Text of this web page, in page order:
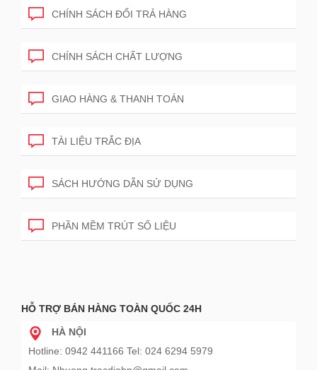
CHÍNH SÁCH ĐỔI TRẢ HÀNG
CHÍNH SÁCH CHẤT LƯỢNG
GIAO HÀNG & THANH TOÁN
TÀI LIỆU TRẮC ĐỊA
SÁCH HƯỚNG DẪN SỬ DỤNG
PHẦN MỀM TRÚT SỐ LIỆU
HỖ TRỢ BÁN HÀNG TOÀN QUỐC 24H
HÀ NỘI
Hotline: 0942 441166 Tel: 024 6294 5979